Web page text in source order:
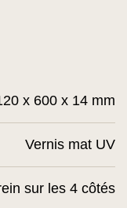
x 600 x 14 mm
Vernis mat UV
sur les 4 côtés